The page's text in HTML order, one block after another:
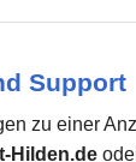
Support
zu einer
Hilden.de